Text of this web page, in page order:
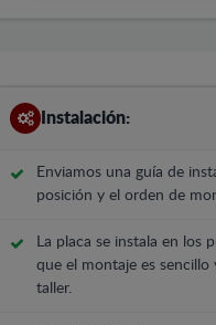
Instalación:
Enviamos una guía de
posición y el orden de
La placa se instala en los
que el montaje es
taller.